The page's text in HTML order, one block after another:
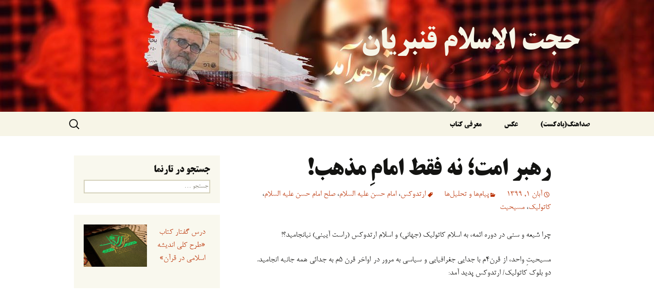
حجت الاسلام قنبریان
رفتن
نوشته‌ها
صداهنگ(پادکست) عکس معرفی کتاب
جستجو
برای:
رهبر امت؛ نه فقط امامِ مذهب!
آبان 1, 1399 پیام‌ها و تحلیل‌ها ارتدوکس، امام حسن علیه السلام، صلح امام حسن علیه السلام،
کاتولیک، مسیحیت
چرا شیعه و سنی در دوره ائمه، به اسلام کاتولیک (جهانی) و اسلام ارتدوکس (راست آیینی) نیانجامید؟!
مسیحیتِ واحد، از قرن۴م با جدایی جغرافیایی و سیاسی به مرور در اواخر قرن ۵م به جدائی همه جانبه انجامید.
دو بلوک کاتولیک/ ارتدوکس پدید آمد:
جستجو در تارنما
جستجو
درس گفتار کتاب
«طرح کلی اندیشه
اسلامی در قرآن»